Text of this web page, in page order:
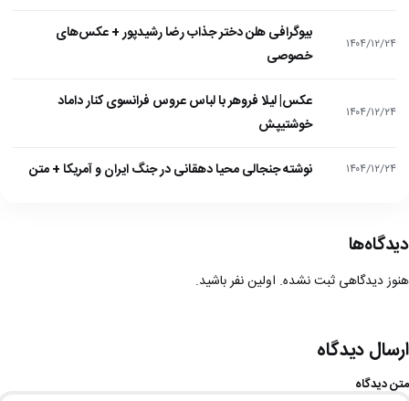
۱۴۰۴/۱۲/۲۴
بیوگرافی هلن دختر جذاب رضا رشیدپور + عکس‌های
خصوصی
۱۴۰۴/۱۲/۲۴
عکس| لیلا فروهر با لباس عروس فرانسوی کنار داماد
خوشتیپش
۱۴۰۴/۱۲/۲۴ نوشته جنجالی محیا دهقانی در جنگ ایران و آمریکا + متن
دیدگاه‌ها
هنوز دیدگاهی ثبت نشده. اولین نفر باشید.
ارسال دیدگاه
متن دیدگاه